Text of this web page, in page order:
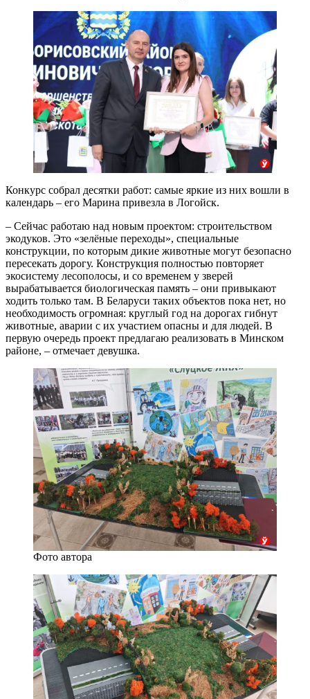
Конкурс собрал десятки работ: самые яркие из них вошли в
календарь – его Марина привезла в Логойск.
– Сейчас работаю над новым проектом: строительством
экодуков. Это «зелёные переходы», специальные
конструкции, по которым дикие животные могут безопасно
пересекать дорогу. Конструкция полностью повторяет
экосистему лесополосы, и со временем у зверей
вырабатывается биологическая память – они привыкают
ходить только там. В Беларуси таких объектов пока нет, но
необходимость огромная: круглый год на дорогах гибнут
животные, аварии с их участием опасны и для людей. В
первую очередь проект предлагаю реализовать в Минском
районе, – отмечает девушка.
Фото автора